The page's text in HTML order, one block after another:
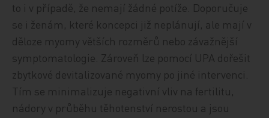
to i v případě, že nemají žádné potíže. Doporučuje
se i ženám, které koncepci již neplánují, ale mají v
děloze myomy větších rozměrů nebo závažnější
symptomatologie. Zároveň lze pomocí UPA dořešit
zbytkové devitalizované myomy po jiné intervenci.
Tím se minimalizuje negativní vliv na fertilitu,
nádory v průběhu těhotenství nerostou a jsou